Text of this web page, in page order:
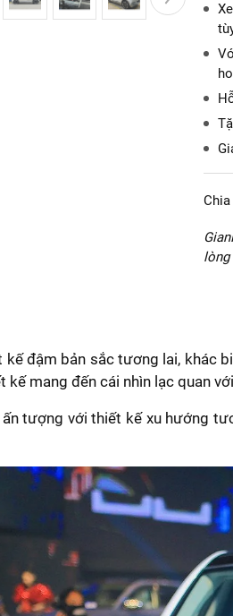
Chia
kế đậm bản sắc tương lai, khác
kế mang đến cái nhìn lạc quan
tượng với thiết kế xu hướng